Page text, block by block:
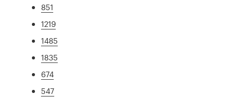
851
1219
1485
1835
674
547